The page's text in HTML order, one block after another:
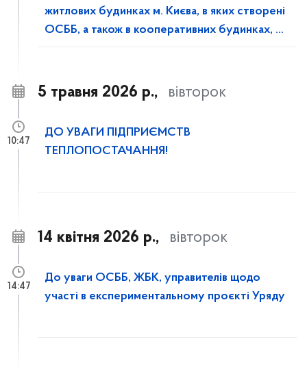
житлових будинках м. Києва, в яких створені
ОСББ, а також в кооперативних будинках, у
5 травня 2026 р., вівторок
ДО УВАГИ ПІДПРИЄМСТВ
ТЕПЛОПОСТАЧАННЯ!
10:47
14 квітня 2026 р., вівторок
До уваги ОСББ, ЖБК, управителів щодо
участі в експериментальному проєкті Уряду
14:47